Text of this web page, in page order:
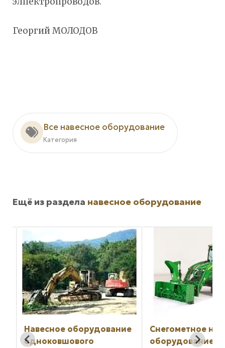
Георгий МОЛОДОВ
Все навесное оборудование
Категория
Ещё из раздела навесное оборудование
Снегометное навесное
оборудование для
Грейдерное
оборудование